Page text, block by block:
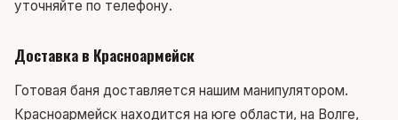
уточняйте по телефону.
Доставка в Красноармейск
Готовая баня доставляется нашим манипулятором.
Красноармейск находится на юге области, на Волге,